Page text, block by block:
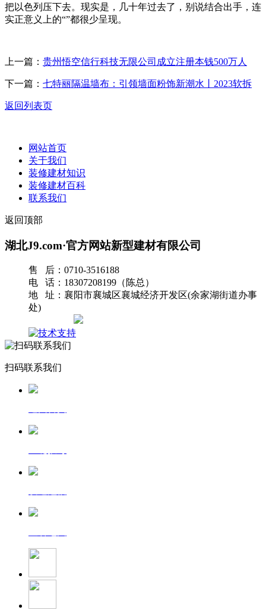
把以色列压下去。现实是，几十年过去了，别说结合出手，连
实正意义上的“”都很少呈现。
上一篇： 贵州悟空信行科技无限公司成立注册本钱500万人
下一篇： 七特丽隔温墙布：引领墙面粉饰新潮水丨2023软拆
返回列表页
网站首页
关于我们
装修建材知识
装修建材百科
联系我们
返回顶部
湖北J9.com·官方网站新型建材有限公司
售 后：0710-3516188
电 话：18307208199（陈总）
地 址：襄阳市襄城区襄城经济开发区(余家湖街道办事
处)
扫码联系我们